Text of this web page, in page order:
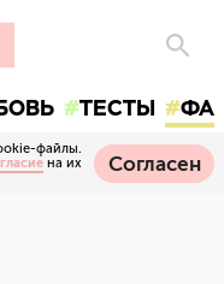
ТЕСТЫ
файлы.
на их
Согласен